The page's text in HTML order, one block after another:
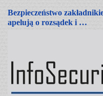
Bezpieczeństwo
apelują o rozsądek i …